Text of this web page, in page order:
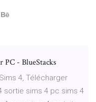
PC - BlueStacks
4, Télécharger
sortie sims 4 pc sims 4